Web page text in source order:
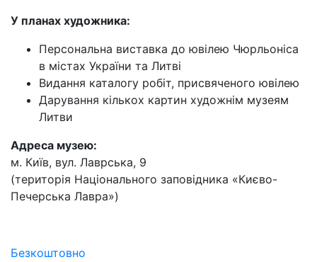
У планах художника:
Персональна виставка до ювілею Чюрльоніса
в містах України та Литві
Видання каталогу робіт, присвяченого ювілею
Дарування кількох картин художнім музеям
Литви
Адреса музею:
м. Київ, вул. Лаврська, 9
(територія Національного заповідника «Києво-
Печерська Лавра»)
Безкоштовно